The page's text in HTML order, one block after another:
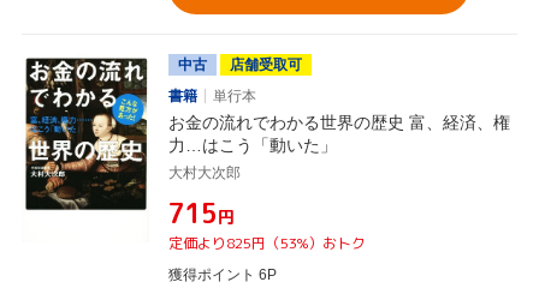
中古
店舗受取可
書籍
単行本
お金の流れでわかる世界の歴史 富、経済、権
力…はこう「動いた」
大村大次郎
¥715円
定価より825円（53%）おトク
獲得ポイント 6P